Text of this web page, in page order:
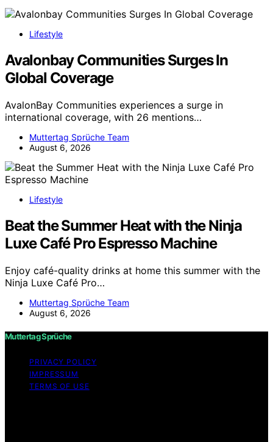
Lifestyle
Avalonbay Communities Surges In
Global Coverage
AvalonBay Communities experiences a surge in
international coverage, with 26 mentions…
Muttertag Sprüche Team
August 6, 2026
Lifestyle
Beat the Summer Heat with the Ninja
Luxe Café Pro Espresso Machine
Enjoy café-quality drinks at home this summer with the
Ninja Luxe Café Pro…
Muttertag Sprüche Team
August 6, 2026
Muttertag Sprüche
PRIVACY POLICY
IMPRESSUM
TERMS OF USE